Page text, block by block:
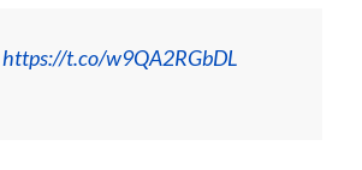
https://t.co/w9QA2RGbDL